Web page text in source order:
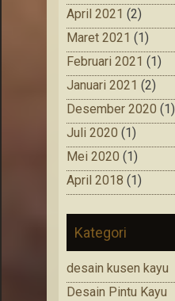
April 2021 (2)
Maret 2021 (1)
Februari 2021 (1)
Januari 2021 (2)
Desember 2020 (1)
Juli 2020 (1)
Mei 2020 (1)
April 2018 (1)
Kategori
desain kusen kayu
Desain Pintu Kayu